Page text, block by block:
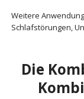
Weitere
Schlafstörungen,
Die